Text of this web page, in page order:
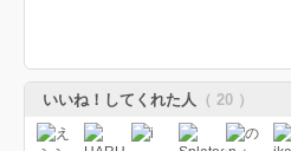
いいね！してくれた人 （ 20 ）